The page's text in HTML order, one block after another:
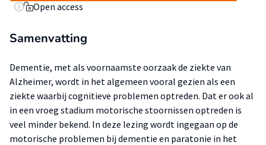
Open access
Samenvatting
Dementie, met als voornaamste oorzaak de ziekte van
Alzheimer, wordt in het algemeen vooral gezien als een
ziekte waarbij cognitieve problemen optreden. Dat er ook al
in een vroeg stadium motorische stoornissen optreden is
veel minder bekend. In deze lezing wordt ingegaan op de
motorische problemen bij dementie en paratonie in het